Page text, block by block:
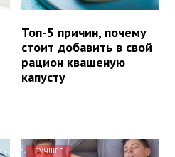
Топ-5 причин, почему
стоит добавить в свой
рацион квашеную
капусту
ЛУЧШЕЕ